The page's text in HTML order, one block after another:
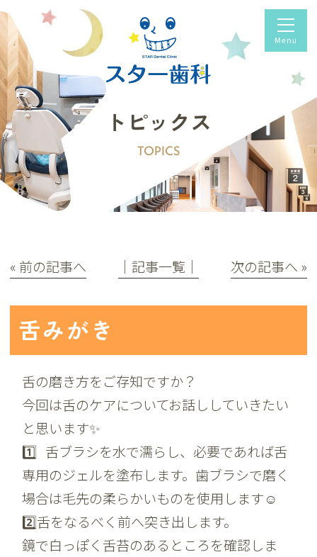
トピックス
TOPICS
« 前の記事へ │記事一覧│ 次の記事へ »
舌みがき
舌の磨き方をご存知ですか？
今回は舌のケアについてお話ししていきたい
と思います✨
1️⃣ 舌ブラシを水で濡らし、必要であれば舌
専用のジェルを塗布します。歯ブラシで磨く
場合は毛先の柔らかいものを使用します☺️
2️⃣舌をなるべく前へ突き出します。
鏡で白っぽく舌苔のあるところを確認しま